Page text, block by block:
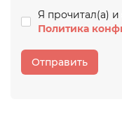
Я прочитал(а)
Политика
Отправить